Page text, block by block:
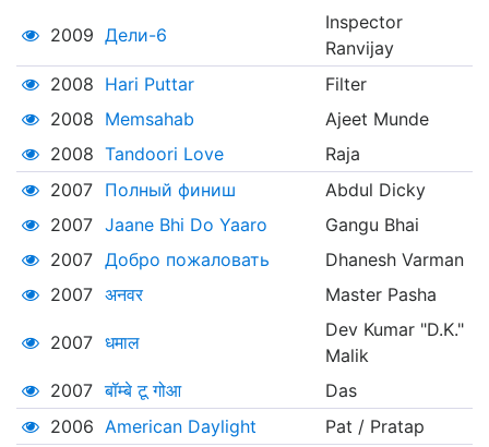
2009 Дели-6
Inspector
Ranvijay
2008 Hari Puttar
Filter
2008 Memsahab
Ajeet Munde
2008 Tandoori Love
Raja
2007
Полный финиш
Abdul Dicky
2007 Jaane Bhi Do Yaaro
Gangu Bhai
2007 Добро пожаловать
Dhanesh Varman
2007 अनवर Master Pasha
2007 धमाल
Dev Kumar "D.K."
Malik
2007 बॉम्बे टू गोआ
Das
2006 American Daylight Pat / Pratap